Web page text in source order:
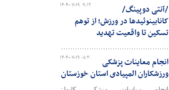
۱۴۰۴-۰۷-۱۹ ۰۹:۱۲
/آنتی دوپینگ/
کانابینوئیدها در ورزش؛ از توهم
تسکین تا واقعیت تهدید
۱۴۰۴-۰۷-۱۹ ۰۸:۲۰
انجام معاینات پزشکی
ورزشکاران المپیادی استان خوزستان